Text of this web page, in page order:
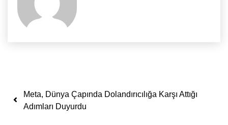
Yazı dolaşımı
Meta, Dünya Çapında Dolandırıcılığa Karşı Attığı
Adımları Duyurdu